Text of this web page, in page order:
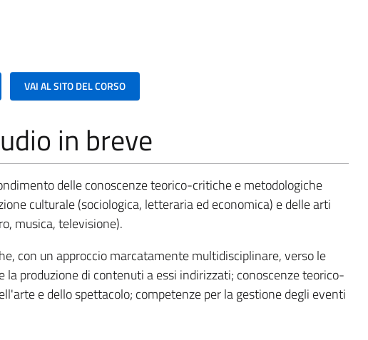
VAI AL SITO DEL CORSO
in breve
delle conoscenze teorico-critiche e metodologiche
culturale (sociologica, letteraria ed economica) e delle arti
musica, televisione).
con un approccio marcatamente multidisciplinare, verso le
la produzione di contenuti a essi indirizzati; conoscenze teorico-
e dello spettacolo; competenze per la gestione degli eventi